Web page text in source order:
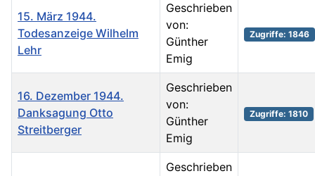
15. März 1944.
Todesanzeige Wilhelm
Lehr
Geschrieben
von:
Günther
Emig
Zugriffe: 1846
16. Dezember 1944.
Danksagung Otto
Streitberger
Geschrieben
von:
Günther
Emig
Zugriffe: 1810
Geschrieben